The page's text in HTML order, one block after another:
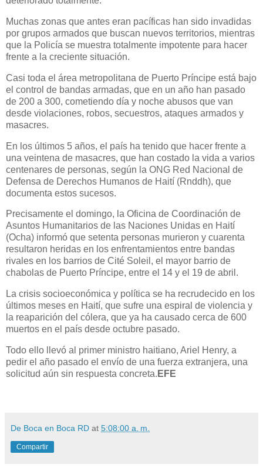
Muchas zonas que antes eran pacíficas han sido invadidas
por grupos armados que buscan nuevos territorios, mientras
que la Policía se muestra totalmente impotente para hacer
frente a la creciente situación.
Casi toda el área metropolitana de Puerto Príncipe está bajo
el control de bandas armadas, que en un año han pasado
de 200 a 300, cometiendo día y noche abusos que van
desde violaciones, robos, secuestros, ataques armados y
masacres.
En los últimos 5 años, el país ha tenido que hacer frente a
una veintena de masacres, que han costado la vida a varios
centenares de personas, según la ONG Red Nacional de
Defensa de Derechos Humanos de Haití (Rnddh), que
documenta estos sucesos.
Precisamente el domingo, la Oficina de Coordinación de
Asuntos Humanitarios de las Naciones Unidas en Haití
(Ocha) informó que setenta personas murieron y cuarenta
resultaron heridas en los enfrentamientos entre bandas
rivales en los barrios de Cité Soleil, el mayor barrio de
chabolas de Puerto Príncipe, entre el 14 y el 19 de abril.
La crisis socioeconómica y política se ha recrudecido en los
últimos meses en Haití, que sufre una espiral de violencia y
la reaparición del cólera, que ya ha causado cerca de 600
muertos en el país desde octubre pasado.
Todo ello llevó al primer ministro haitiano, Ariel Henry, a
pedir el año pasado el envío de una fuerza extranjera, una
solicitud aún sin respuesta concreta. EFE
De Boca en Boca RD at 5:08:00 a. m.
Compartir